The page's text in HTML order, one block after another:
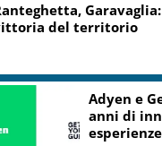
del territorio
Adyen e
anni di